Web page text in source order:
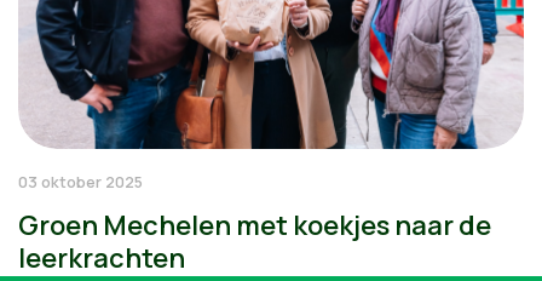
03 oktober 2025
Groen Mechelen met koekjes naar de
leerkrachten